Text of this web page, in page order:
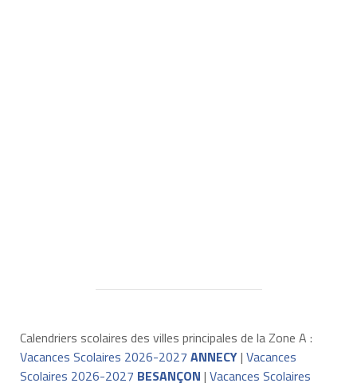
Calendriers scolaires des villes principales de la Zone A :
Vacances Scolaires 2026-2027 ANNECY| Vacances
Scolaires 2026-2027 BESANÇON | Vacances Scolaires